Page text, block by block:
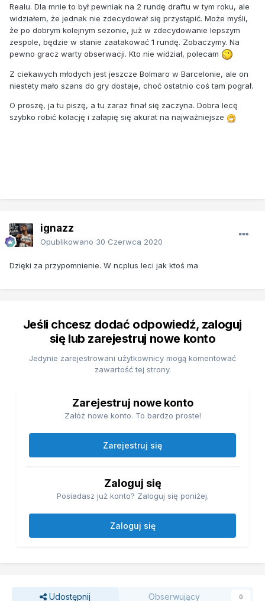
Realu. Dla mnie to był pewniak na 2 rundę draftu w tym roku, ale
widziałem, że jednak nie zdecydował się przystąpić. Może myśli,
że po dobrym kolejnym sezonie, już w zdecydowanie lepszym
zespole, będzie w stanie zaatakować 1 rundę. Zobaczymy. Na
pewno gracz warty obserwacji. Kto nie widział, polecam
Z ciekawych młodych jest jeszcze Bolmaro w Barcelonie, ale on
niestety mało szans do gry dostaje, choć ostatnio coś tam pograł.
O proszę, ja tu piszę, a tu zaraz finał się zaczyna. Dobra lecę
szybko robić kolację i załapię się akurat na najważniejsze
ignazz
Opublikowano 30 Czerwca 2020
Dzięki za przypomnienie. W ncplus leci jak ktoś ma
Jeśli chcesz dodać odpowiedź, zaloguj
się lub zarejestruj nowe konto
Jedynie zarejestrowani użytkownicy mogą komentować
zawartość tej strony.
Zarejestruj nowe konto
Załóż nowe konto. To bardzo proste!
Zarejestruj się
Zaloguj się
Posiadasz już konto? Zaloguj się poniżej.
Zaloguj się
Udostępnij Obserwujący 0